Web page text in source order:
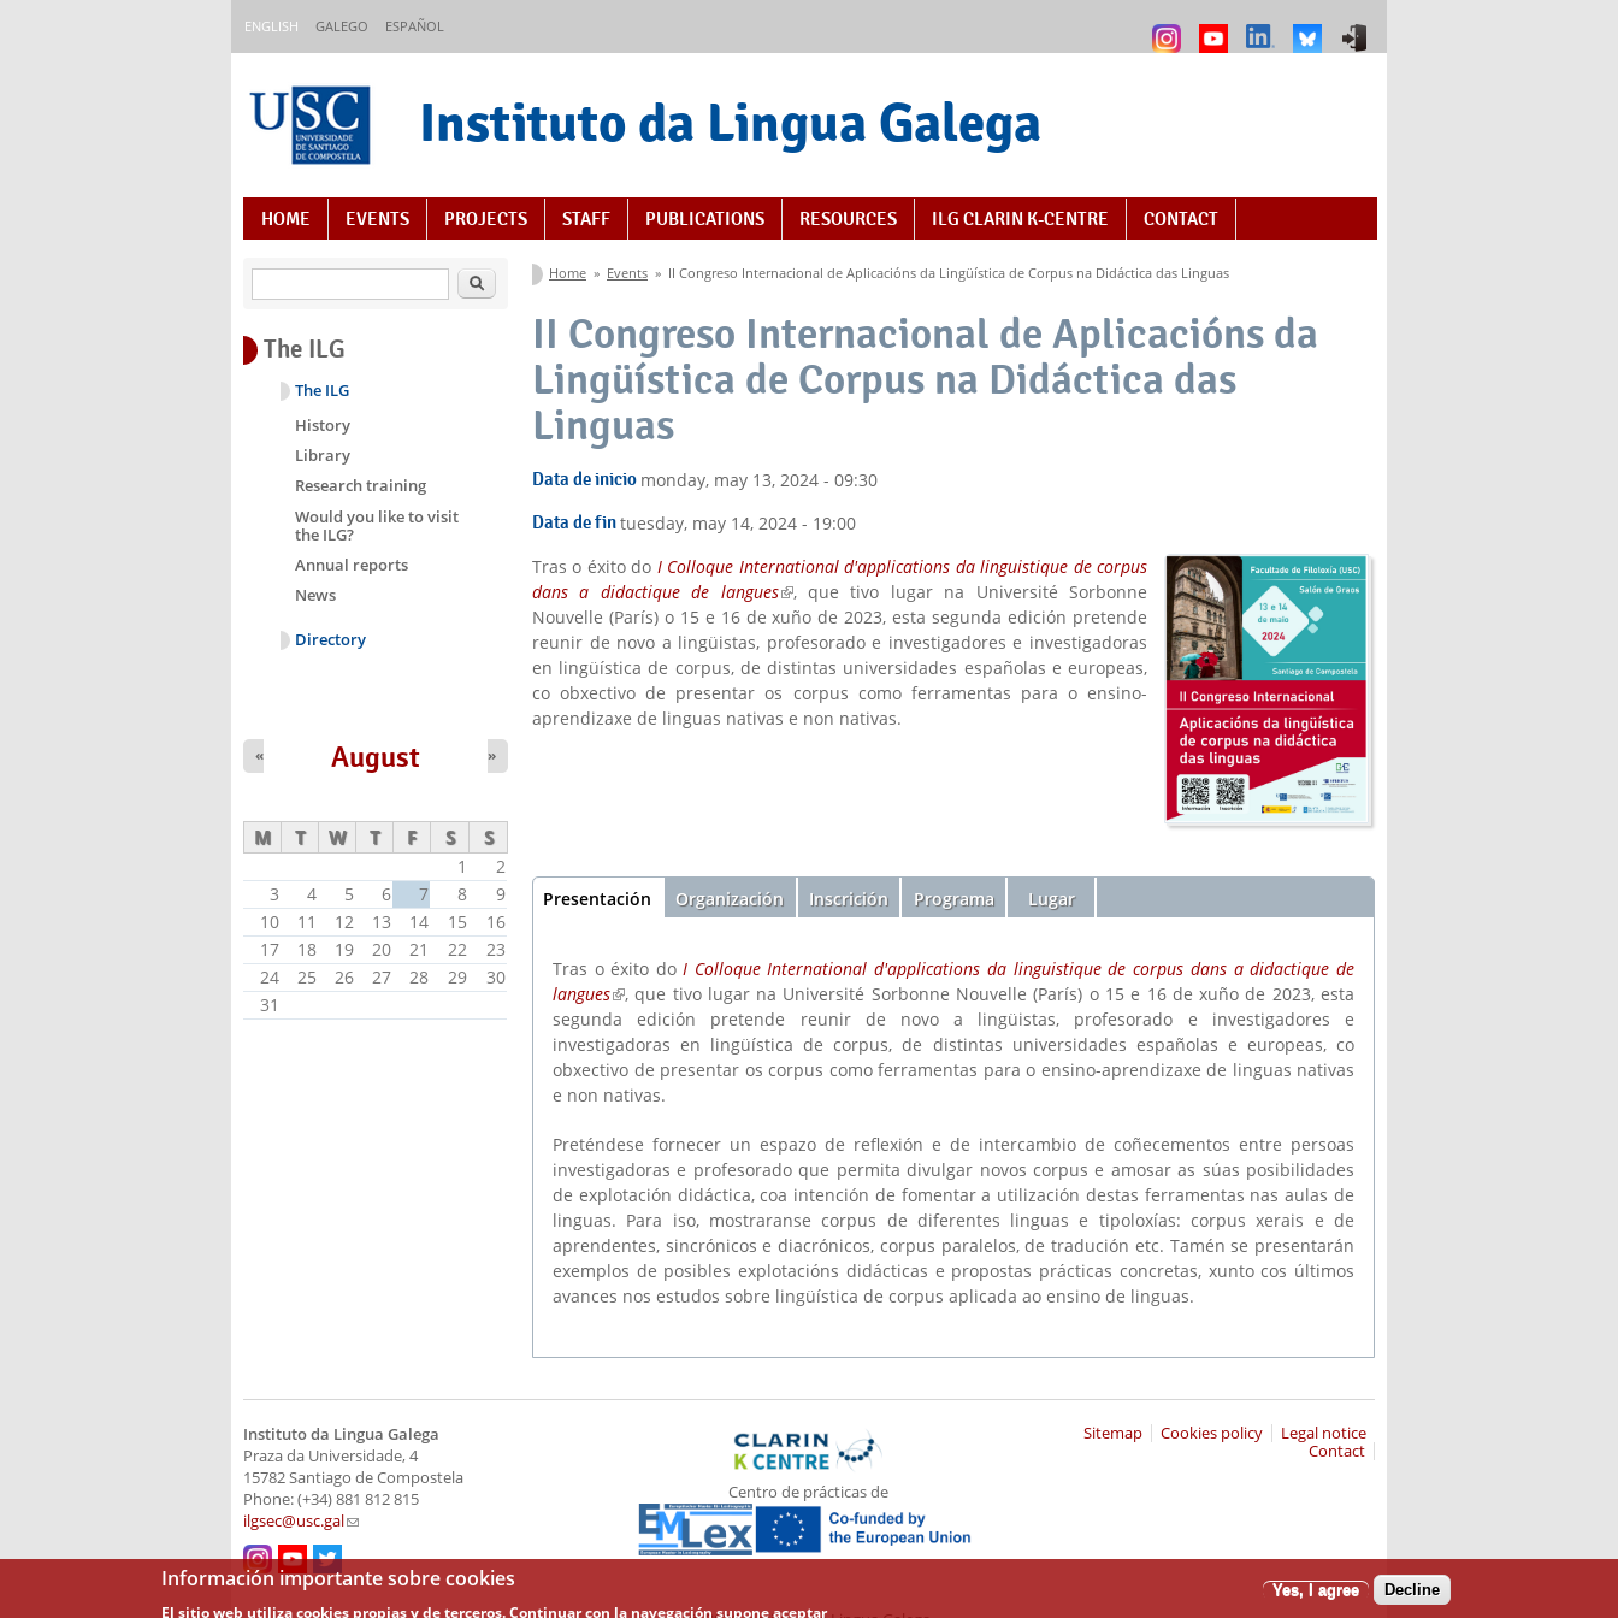
ENGLISH GALEGO ESPAÑOL
Instituto da Lingua Galega
Content Index
HOME EVENTS PROJECTS STAFF PUBLICATIONS RESOURCES ILG CLARIN K-CENTRE CONTACT
You are here
Home » Events » II Congreso Internacional de Aplicacións da Lingüística de Corpus na Didáctica das Linguas
II Congreso Internacional de Aplicacións da
Lingüística de Corpus na Didáctica das
Linguas
Data de inicio monday, may 13, 2024 - 09:30
Data de fintuesday, may 14, 2024 - 19:00
Tras o éxito do I Colloque International d'applications da linguistique de corpus
dans a didactique de langues(link is external)
, que tivo lugar na Université Sorbonne
Nouvelle (París) o 15 e 16 de xuño de 2023, esta segunda edición pretende
reunir de novo a lingüistas, profesorado e investigadores e investigadoras
en lingüística de corpus, de distintas universidades españolas e europeas,
co obxectivo de presentar os corpus como ferramentas para o ensino-
aprendizaxe de linguas nativas e non nativas.
Sección
Presentación (active
tab)
Organización Inscrición Programa Lugar
Tras o éxito do I Colloque International d'applications da linguistique de corpus dans a didactique de
langues(link is external)
, que tivo lugar na Université Sorbonne Nouvelle (París) o 15 e 16 de xuño de 2023, esta
segunda edición pretende reunir de novo a lingüistas, profesorado e investigadores e
investigadoras en lingüística de corpus, de distintas universidades españolas e europeas, co
obxectivo de presentar os corpus como ferramentas para o ensino-aprendizaxe de linguas nativas
e non nativas.
Preténdese fornecer un espazo de reflexión e de intercambio de coñecementos entre persoas
investigadoras e profesorado que permita divulgar novos corpus e amosar as súas posibilidades
de explotación didáctica, coa intención de fomentar a utilización destas ferramentas nas aulas de
linguas. Para iso, mostraranse corpus de diferentes linguas e tipoloxías: corpus xerais e de
aprendentes, sincrónicos e diacrónicos, corpus paralelos, de tradución etc. Tamén se presentarán
exemplos de posibles explotacións didácticas e propostas prácticas concretas, xunto cos últimos
avances nos estudos sobre lingüística de corpus aplicada ao ensino de linguas.
Search
The ILG
The ILG
History
Library
Research training
Would you like to visit
the ILG?
Annual reports
News
Directory
August
« »
M T W T F S S
1
2
3
4 5 6 7 8
9
10
11 12 13 14 15
16
17
18 19 20 21 22
23
24
25 26 27 28 29
30
31
Instituto da Lingua Galega
Praza da Universidade, 4
15782 Santiago de Compostela
Phone: (+34) 881 812 815
ilgsec@usc.gal(link sends e-mail)
Centro de prácticas de
Legal notice
Cookies policy
Sitemap
Contact
Información importante sobre cookies
El sitio web utiliza cookies propias y de terceros. Continuar con la navegación supone aceptar
Yes, I agree Decline